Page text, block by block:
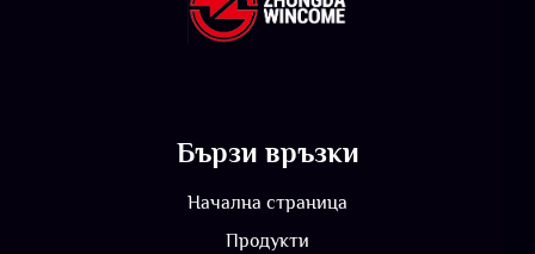
Бързи връзки
Начална страница
Продукти